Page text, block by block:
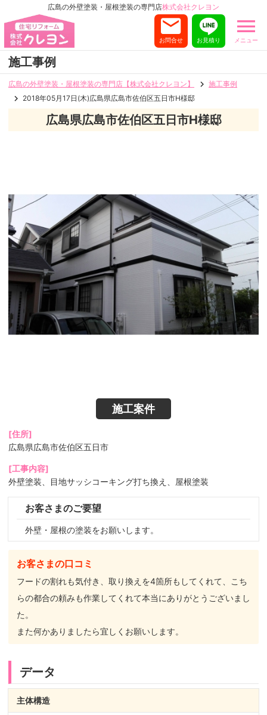
広島の外壁塗装・屋根塗装の専門店株式会社クレヨン
メニュー
お見積り
お問合せ
施工事例
広島の外壁塗装・屋根塗装の専門店【株式会社クレヨン】
施工事例
2018年05月17日(木)広島県広島市佐伯区五日市H様邸
広島県広島市佐伯区五日市H様邸
施工案件
[住所]
広島県広島市佐伯区五日市
[工事内容]
外壁塗装、目地サッシコーキング打ち換え、屋根塗装
お客さまのご要望
外壁・屋根の塗装をお願いします。
お客さまの口コミ
フードの割れも気付き、取り換えを4箇所もしてくれて、こち
らの都合の頼みも作業してくれて本当にありがとうございまし
た。
また何かありましたら宜しくお願いします。
データ
主体構造